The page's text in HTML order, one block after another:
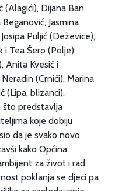
(Alagići), Dijana Ban
Jasmina
Puljić (Deževice),
i Tea Šero (Polje),
Anita Kvesić i
(Crnići), Marina
(Lipa, blizanci).
što predstavlja
koje dobiju
da je svako novo
kako Općina
za život i rad
poklanja se djeci pa